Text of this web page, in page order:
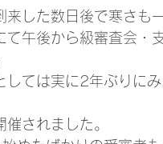
来した数日後で寒さ
て午後から級審査会・
しては実に2年ぶりに
されました。